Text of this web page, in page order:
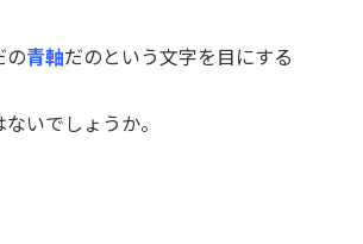
の青軸だのという文字を目にする
いでしょうか。